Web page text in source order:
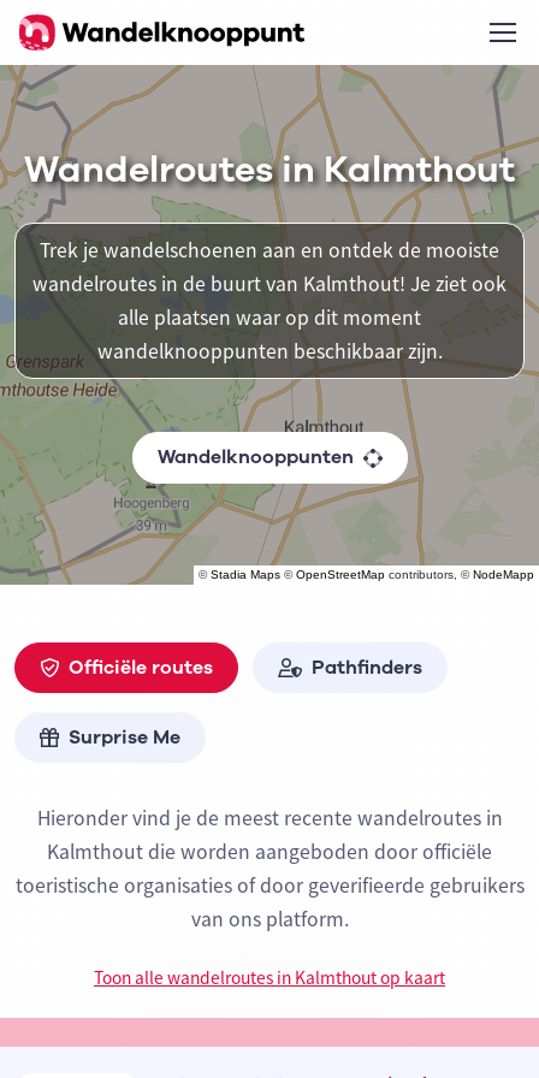
©Stadia Maps ©OpenStreetMap contributors, ©NodeMapp
Wandelroutes in Kalmthout
Trek je wandelschoenen aan en ontdek de mooiste
wandelroutes in de buurt van Kalmthout! Je ziet ook
alle plaatsen waar op dit moment
wandelknooppunten beschikbaar zijn.
Wandelknooppunten
Officiële routes Pathfinders
Surprise Me
Hieronder vind je de meest recente wandelroutes in
Kalmthout die worden aangeboden door officiële
toeristische organisaties of door geverifieerde gebruikers
van ons platform.
Toon alle wandelroutes in Kalmthout op kaart